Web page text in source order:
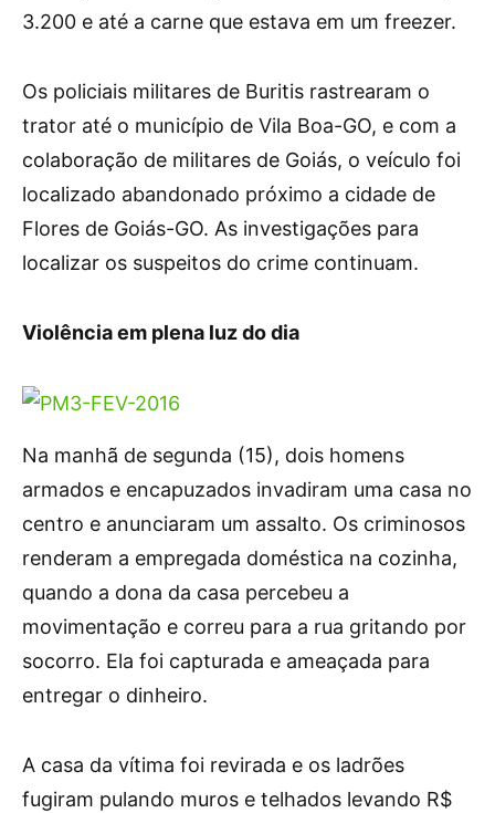
3.200 e até a carne que estava em um freezer.
Os policiais militares de Buritis rastrearam o
trator até o município de Vila Boa-GO, e com a
colaboração de militares de Goiás, o veículo foi
localizado abandonado próximo a cidade de
Flores de Goiás-GO. As investigações para
localizar os suspeitos do crime continuam.
Violência em plena luz do dia
Na manhã de segunda (15), dois homens
armados e encapuzados invadiram uma casa no
centro e anunciaram um assalto. Os criminosos
renderam a empregada doméstica na cozinha,
quando a dona da casa percebeu a
movimentação e correu para a rua gritando por
socorro. Ela foi capturada e ameaçada para
entregar o dinheiro.
A casa da vítima foi revirada e os ladrões
fugiram pulando muros e telhados levando R$